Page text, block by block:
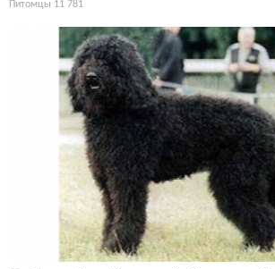
Питомцы 11 781